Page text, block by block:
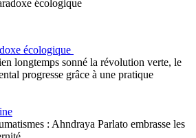
écologique
longtemps sonné la révolution verte, le
progresse grâce à une pratique